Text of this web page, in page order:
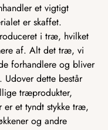
et vigtigt
er skaffet.
i træ, hvilket
af. Alt det træ, vi
forhandlere og bliver
dette består
træprodukter,
et tyndt stykke træ,
og andre